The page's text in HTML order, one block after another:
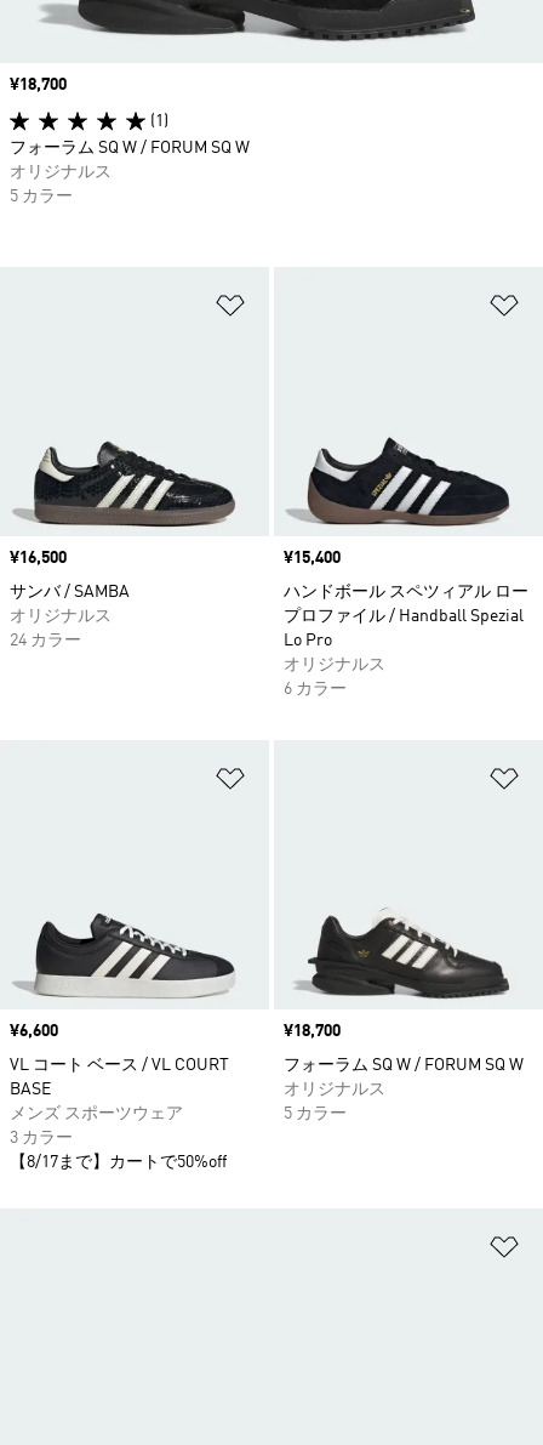
価格
¥16,500
サンバ / SAMBA
オリジナルス
24 カラー
価格
¥15,400
ハンドボール スペツィアル ロー
プロファイル / Handball Spezial
Lo Pro
オリジナルス
6 カラー
価格
¥6,600
VL コート ベース / VL COURT
BASE
メンズ スポーツウェア
3 カラー
【8/17まで】カートで50%off
価格
¥18,700
フォーラム SQ W / FORUM SQ W
オリジナルス
5 カラー
価格
¥18,700
(1)
フォーラム SQ W / FORUM SQ W
オリジナルス
5 カラー